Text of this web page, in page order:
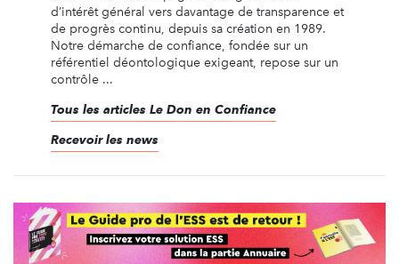
d’intérêt général vers davantage de transparence et
de progrès continu, depuis sa création en 1989.
Notre démarche de confiance, fondée sur un
référentiel déontologique exigeant, repose sur un
contrôle ...
Tous les articles Le Don en Confiance
Recevoir les news